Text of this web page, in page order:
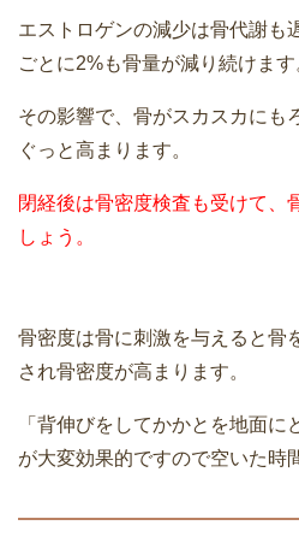
エストロゲンの減少は骨代謝も
ごとに2%も骨量が減り続けます
その影響で、骨がスカスカにも
ぐっと高まります。
閉経後は骨密度検査も受けて、
しょう。
骨密度は骨に刺激を与えると骨
され骨密度が高まります。
「背伸びをしてかかとを地面
が大変効果的ですので空いた時